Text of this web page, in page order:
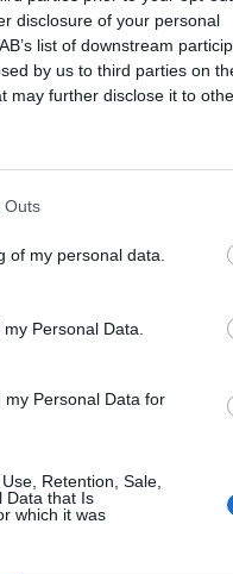
disclosure of your personal
list of downstream
by us to third parties on
may further disclose it to
Outs
of my personal data.
Personal Data.
Personal Data for
Retention, Sale,
Data that Is
which it was